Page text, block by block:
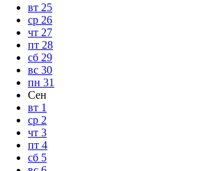
вт 25
ср 26
чт 27
пт 28
сб 29
вс 30
пн 31
Сен
вт 1
ср 2
чт 3
пт 4
сб 5